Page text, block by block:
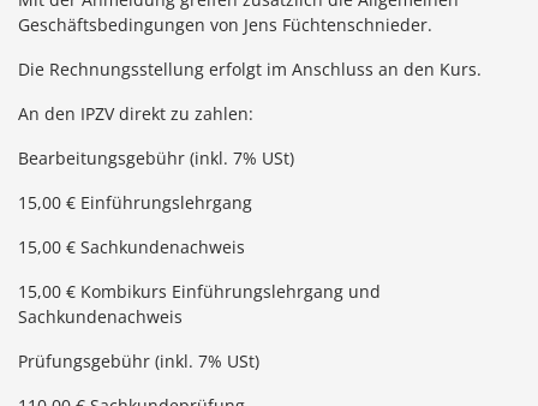
Geschäftsbedingungen von Jens Füchtenschnieder.
Die Rechnungsstellung erfolgt im Anschluss an den Kurs.
An den IPZV direkt zu zahlen:
Bearbeitungsgebühr (inkl. 7% USt)
15,00 € Einführungslehrgang
15,00 € Sachkundenachweis
15,00 € Kombikurs Einführungslehrgang und
Sachkundenachweis
Prüfungsgebühr (inkl. 7% USt)